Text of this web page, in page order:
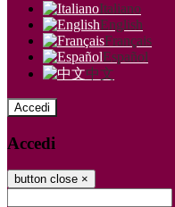
Italiano
English
Français
Español
中文
Accedi
Accedi
button close ×